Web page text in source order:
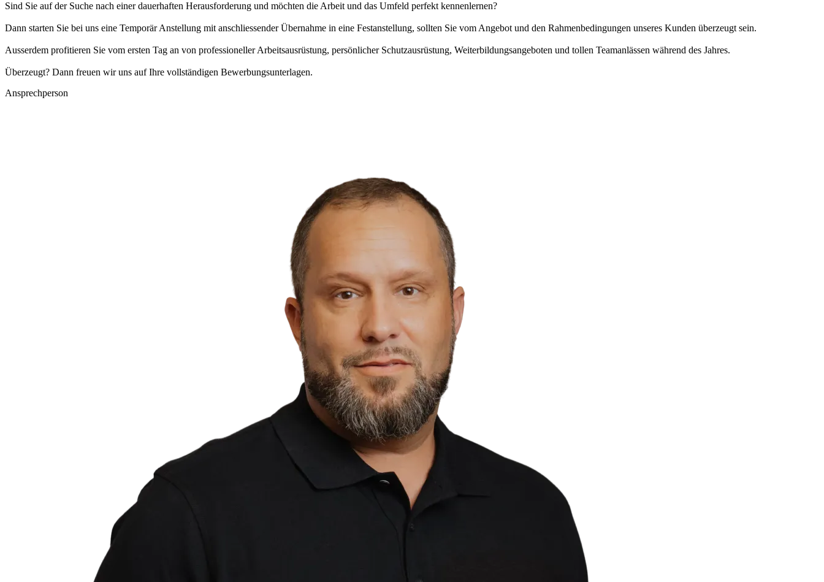
Sind Sie auf der Suche nach einer dauerhaften Herausforderung und möchten die Arbeit und das Umfeld perfekt kennenlernen?
Dann starten Sie bei uns eine Temporär Anstellung mit anschliessender Übernahme in eine Festanstellung, sollten Sie vom Angebot und den Rahmenbedingungen unseres Kunden überzeugt sein.
Ausserdem profitieren Sie vom ersten Tag an von professioneller Arbeitsausrüstung, persönlicher Schutzausrüstung, Weiterbildungsangeboten und tollen Teamanlässen während des Jahres.
Überzeugt? Dann freuen wir uns auf Ihre vollständigen Bewerbungsunterlagen.
Ansprechperson